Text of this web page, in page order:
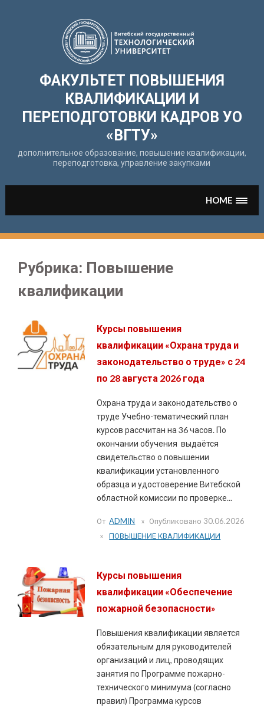
ФАКУЛЬТЕТ ПОВЫШЕНИЯ
КВАЛИФИКАЦИИ И
ПЕРЕПОДГОТОВКИ КАДРОВ УО
«ВГТУ»
дополнительное образование, повышение квалификации,
переподготовка, управление закупками
HOME
Рубрика: Повышение
квалификации
Курсы повышения
квалификации «Охрана труда и
законодательство о труде» с 24
по 28 августа 2026 года
Охрана труда и законодательство о
труде Учебно-тематический план
курсов рассчитан на 36 часов. По
окончании обучения выдаётся
свидетельство о повышении
квалификации установленного
образца и удостоверение Витебской
областной комиссии по проверке...
От ADMIN Опубликовано 30.06.2026
ПОВЫШЕНИЕ КВАЛИФИКАЦИИ
Курсы повышения
квалификации «Обеспечение
пожарной безопасности»
Повышения квалификации является
обязательным для руководителей
организаций и лиц, проводящих
занятия по Программе пожарно-
технического минимума (согласно
правил) Программа курсов